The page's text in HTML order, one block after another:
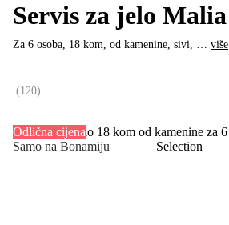
Odlična cijena
Samo na Bonamiju
Servis za jelo Malia
Za 6 osoba, 18 kom, od kamenine, sivi, … više
(120)